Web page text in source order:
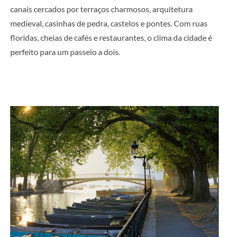
canais cercados por terraços charmosos, arquitetura
medieval, casinhas de pedra, castelos e pontes. Com ruas
floridas, cheias de cafés e restaurantes, o clima da cidade é
perfeito para um passeio a dois.